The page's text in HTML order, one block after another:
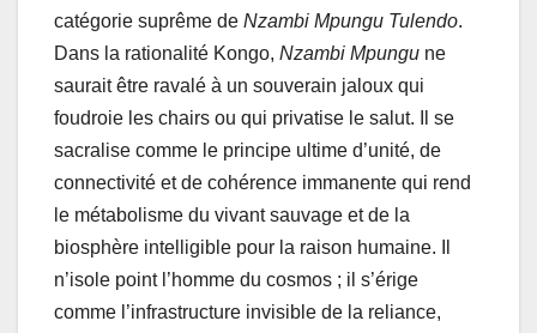
catégorie suprême de Nzambi Mpungu Tulendo.
Dans la rationalité Kongo, Nzambi Mpungu ne
saurait être ravalé à un souverain jaloux qui
foudroie les chairs ou qui privatise le salut. Il se
sacralise comme le principe ultime d’unité, de
connectivité et de cohérence immanente qui rend
le métabolisme du vivant sauvage et de la
biosphère intelligible pour la raison humaine. Il
n’isole point l’homme du cosmos ; il s’érige
comme l’infrastructure invisible de la reliance,